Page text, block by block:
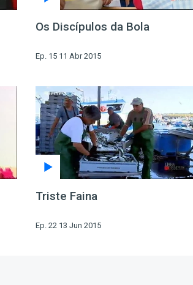
Os Discípulos da Bola
Ep. 15 11 Abr 2015
Triste Faina
Ep. 22 13 Jun 2015